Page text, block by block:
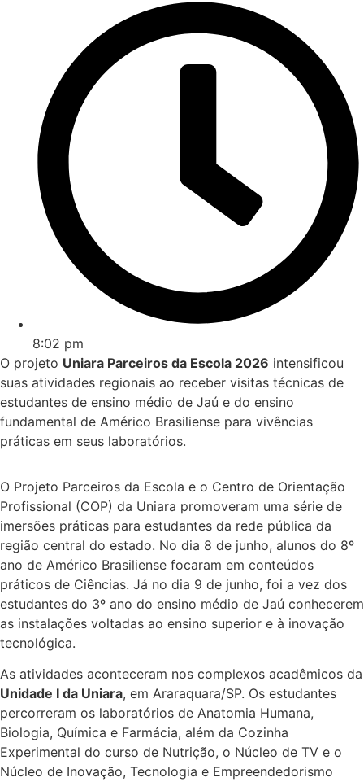
8:02 pm
O projeto Uniara Parceiros da Escola 2026 intensificou
suas atividades regionais ao receber visitas técnicas de
estudantes de ensino médio de Jaú e do ensino
fundamental de Américo Brasiliense para vivências
práticas em seus laboratórios.
O Projeto Parceiros da Escola e o Centro de Orientação
Profissional (COP) da Uniara promoveram uma série de
imersões práticas para estudantes da rede pública da
região central do estado. No dia 8 de junho, alunos do 8º
ano de Américo Brasiliense focaram em conteúdos
práticos de Ciências. Já no dia 9 de junho, foi a vez dos
estudantes do 3º ano do ensino médio de Jaú conhecerem
as instalações voltadas ao ensino superior e à inovação
tecnológica.
As atividades aconteceram nos complexos acadêmicos da
Unidade I da Uniara, em Araraquara/SP. Os estudantes
percorreram os laboratórios de Anatomia Humana,
Biologia, Química e Farmácia, além da Cozinha
Experimental do curso de Nutrição, o Núcleo de TV e o
Núcleo de Inovação, Tecnologia e Empreendedorismo